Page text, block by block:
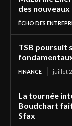
des nouveaux
ÉCHO DES
TSB poursuit
FINANCE juillet
La tournée
Boudchart
Sfax